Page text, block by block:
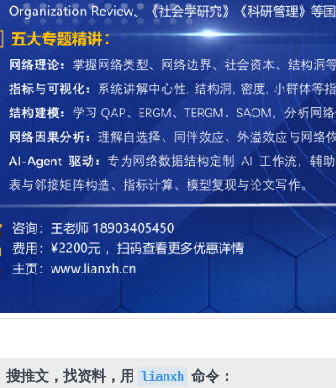
搜推文，找资料，用 lianxh 命令：